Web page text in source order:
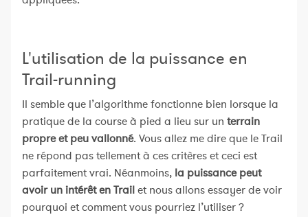
L'utilisation de la puissance en
Trail-running
Il semble que l’algorithme fonctionne bien lorsque la
pratique de la course à pied a lieu sur un terrain
propre et peu vallonné. Vous allez me dire que le Trail
ne répond pas tellement à ces critères et ceci est
parfaitement vrai. Néanmoins, la puissance peut
avoir un intérêt en Trailet nous allons essayer de voir
pourquoi et comment vous pourriez l’utiliser ?